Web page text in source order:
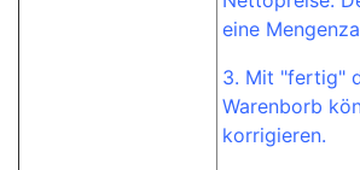
eine
3. Mit "fertig"
Warenborb
korrigieren.